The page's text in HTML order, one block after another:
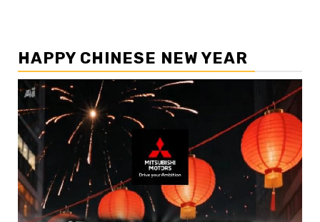
HAPPY CHINESE NEW YEAR
Pemutar